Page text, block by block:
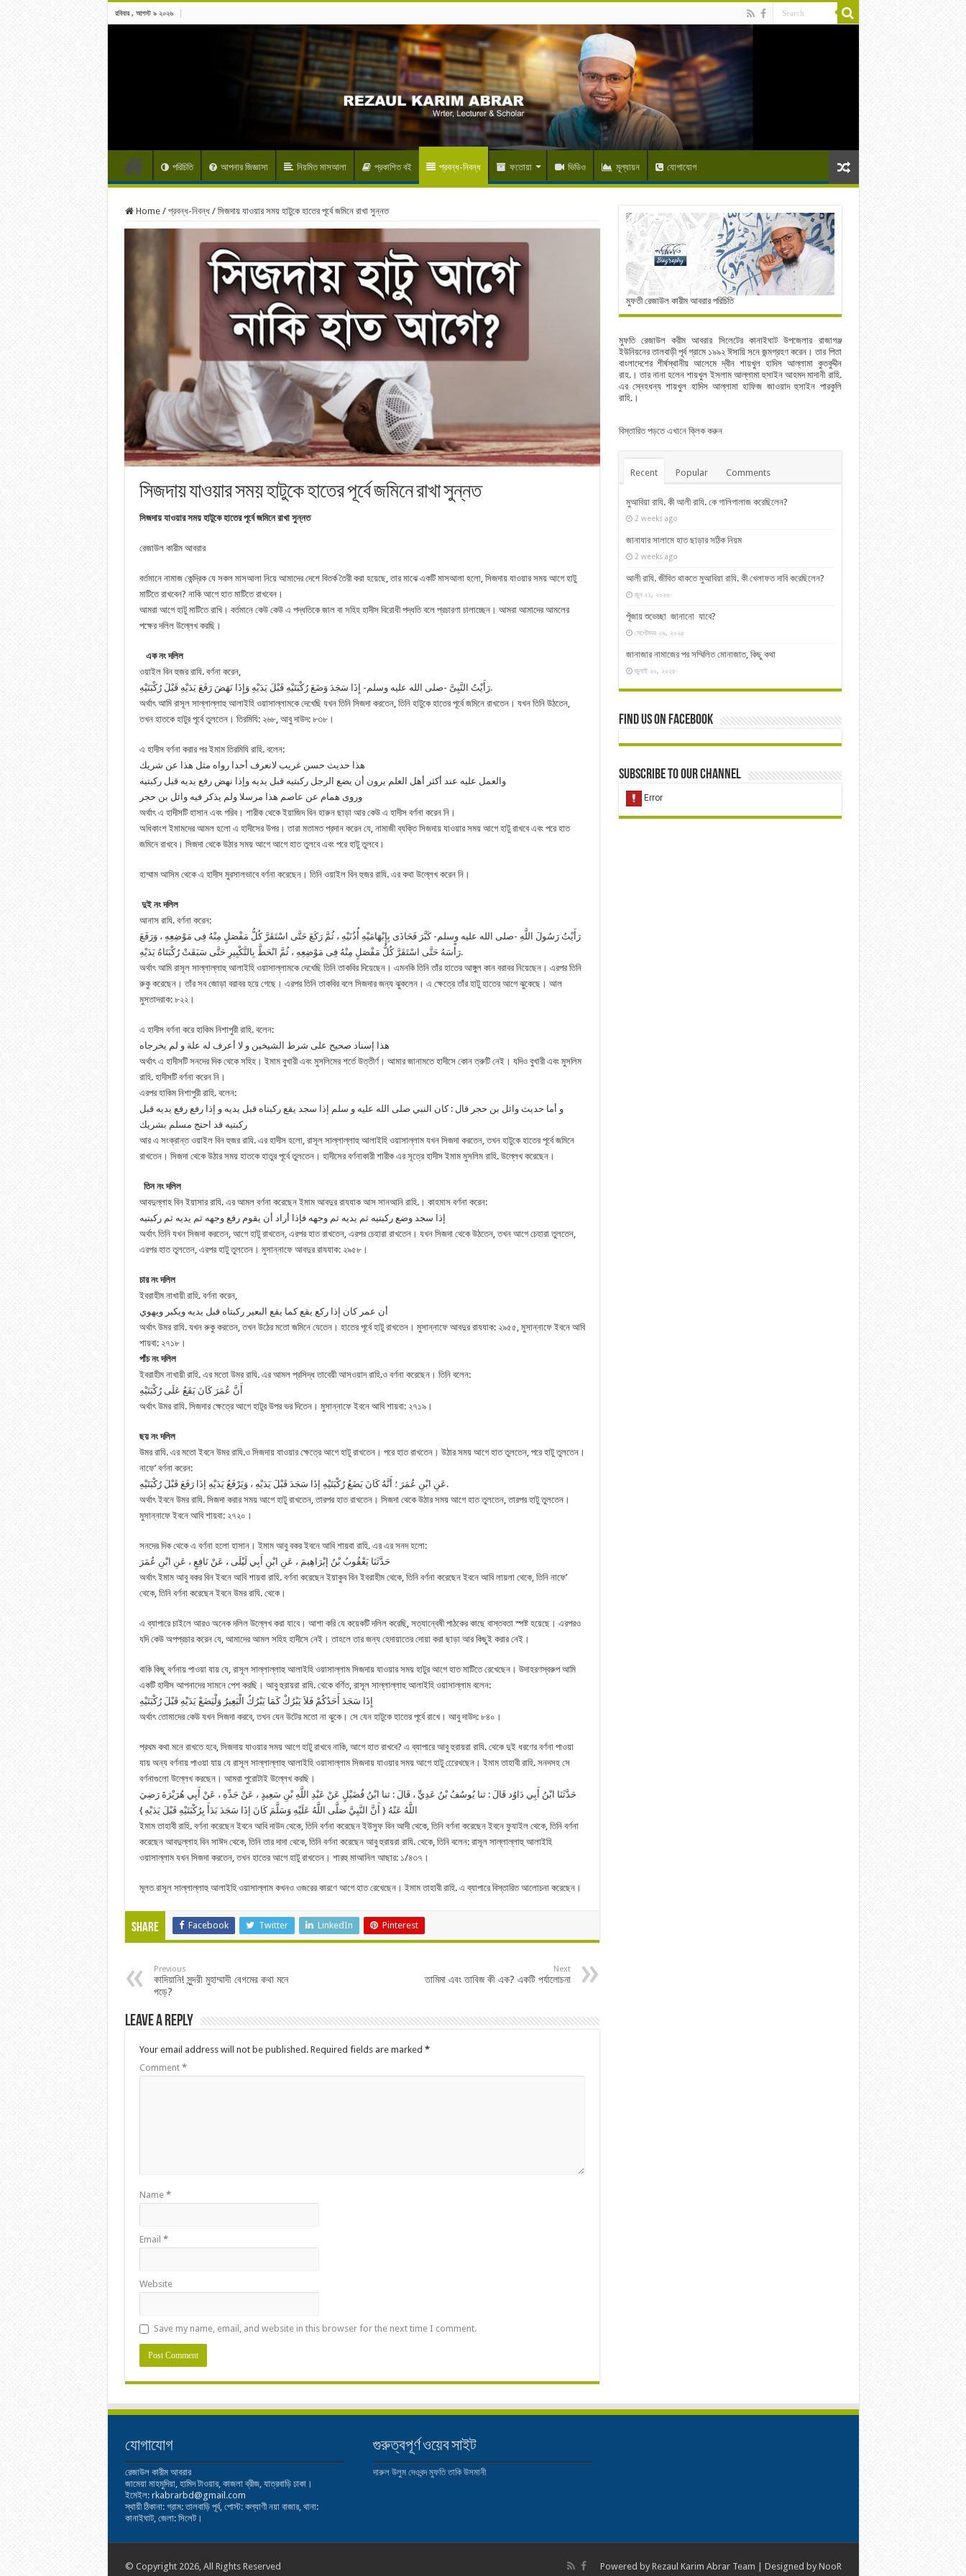
রবিবার , আগস্ট ৯ ২০২৬
পরিচিতি আপনার জিজ্ঞাসা নিয়মিত মাসআলা প্রকাশিত বই প্রবন্ধ-নিবন্ধ ফতোয়া ভিডিও মূল্যায়ন যোগাযোগ
Home / প্রবন্ধ-নিবন্ধ / সিজদায় যাওয়ার সময় হাটুকে হাতের পূর্বে জমিনে রাখা সুন্নত
সিজদায় যাওয়ার সময় হাটুকে হাতের পূর্বে জমিনে রাখা সুন্নত
সিজদায় যাওয়ার সময় হাটুকে হাতের পূর্বে জমিনে রাখা সুন্নত
রেজাউল কারীম আবরার
বর্তমানে নামাজ কেন্দ্রিক যে সকল মাসআলা নিয়ে আমাদের দেশে বিতর্ক তৈরী করা হয়েছে, তার মাঝে একটি মাসআলা হলো, সিজদায় যাওয়ার সময় আগে হাটু
মাটিতে রাখবেন? নাকি আগে হাত মাটিতে রাখবেন।
আমরা আগে হাটু মাটিতে রাখি। বর্তমানে কেউ কেউ এ পদ্ধতিকে জাল বা সহিহ হাদীস বিরোধী পদ্ধতি বলে প্রচারণা চালাচ্ছেন। আমরা আমাদের আমলের
পক্ষের দলিল উল্লেখ করছি।
এক নং দলিল
ওয়াইল বিন হুজর রাযি. বর্ণনা করেন,
رَأَيْتُ النَّبِىَّ -صلى الله عليه وسلم- إِذَا سَجَدَ وَضَعَ رُكْبَتَيْهِ قَبْلَ يَدَيْهِ وَإِذَا نَهَضَ رَفَعَ يَدَيْهِ قَبْلَ رُكْبَتَيْهِ.
অর্থাৎ আমি রাসূল সাল্লাল্লাহু আলাইহি ওয়াসাল্লামকে দেখেছি যখন তিনি সিজদা করতেন, তিনি হাটুকে হাতের পূর্বে জমিনে রাখতেন। যখন তিনি উঠতেন,
তখন হাতকে হাটুর পূর্বে তুলতেন। তিরমিযি: ২৬৮, আবু দাউদ: ৮৩৮।
এ হাদীস বর্ণনা করার পর ইমাম তিরমিযি রাহি. বলেন:
هذا حديث حسن غريب لانعرف أحدا رواه مثل هذا عن شريك
والعمل عليه عند أكثر أهل العلم يرون أن يضع الرجل ركبتيه قبل يديه وإذا نهض رفع يديه قبل ركبتيه
وروى همام عن عاصم هذا مرسلا ولم يذكر فيه وائل بن حجر
অর্থাৎ এ হাদীসটি হাসান এবং গরিব। শারীক থেকে ইয়াজিদ বিন হারুন ছাড়া আর কেউ এ হাদীস বর্ণনা করেন নি।
অধিকাংশ ইমামদের আমল হলো এ হাদীসের উপর। তারা মতামত প্রদান করেন যে, নামাজী ব্যক্তি সিজদায় যাওয়ার সময় আগে হাটু রাখবে এবং পরে হাত
জমিনে রাখবে। সিজদা থেকে উঠার সময় আগে আগে হাত তুলবে এবং পরে হাটু তুলবে।
হাম্মাম আসিম থেকে এ হাদীস মুরসালভাবে বর্ণনা করেছেন। তিনি ওয়াইল বিন হুজর রাযি. এর কথা উল্লেখ করেন নি।
দুই নং দলিল
আনাস রাযি. বর্ণনা করেন:
رَأَيْتُ رَسُولَ اللَّهِ -صلى الله عليه وسلم- كَبَّرَ فَحَاذَى بِإِبْهَامَيْهِ أُذُنَيْهِ ، ثُمَّ رَكَعَ حَتَّى اسْتَقَرَّ كُلُّ مَفْصَلٍ مِنْهُ فِى مَوْضِعِهِ ، وَرَفَعَ
رَأْسَهُ حَتَّى اسْتَقَرَّ كُلُّ مَفْصَلٍ مِنْهُ فِى مَوْضِعِهِ ، ثُمَّ انْحَطَّ بِالتَّكْبِيرِ حَتَّى سَبَقَتْ رُكْبَتَاهُ يَدَيْهِ.
অর্থাৎ আমি রাসূল সাল্লাল্লাহু আলাইহি ওয়াসাল্লামকে দেখেছি তিনি তাকবির দিয়েছেন। এমনকি তিনি তাঁর হাতের আঙ্গুল কান বরাবর নিয়েছেন। এরপর তিনি
রুকু করেছেন। তাঁর সব জোড়া বরাবর হয়ে গেছে। এরপর তিনি তাকবির বলে সিজদার জন্য ঝুকলেন। এ ক্ষেত্রে তাঁর হাটু হাতের আগে ঝুকেছে। আল
মুসতাদরাক: ৮২২।
এ হাদীস বর্ণনা করে হাকিম নিশাপুরী রাহি. বলেন:
هذا إسناد صحيح على شرط الشيخين و لا أعرف له علة و لم يخرجاه
অর্থাৎ এ হাদীসটি সনদের দিক থেকে সহিহ। ইমাম বুখারী এবং মুসলিমের শর্তে উত্তীর্ণ। আমার জানামতে হাদীসে কোন ত্রুটি নেই। যদিও বুখারী এবং মুসলিম
রাহি. হাদীসটি বর্ণনা করেন নি।
এরপর হাকিম নিশাপুরী রাহি. বলেন:
و أما حديث وائل بن حجر قال : كان النبي صلى الله عليه و سلم إذا سجد يقع ركبتاه قبل يديه و إذا رفع رفع يديه قبل
ركبتيه قد احتج مسلم بشريك
আর এ সংক্রান্ত ওয়াইল বিন হুজর রাযি. এর হাদীস হলো, রাসূল সাল্লাল্লাহু আলাইহি ওয়াসাল্লাম যখন সিজদা করতেন, তখন হাটুকে হাতের পূর্বে জমিনে
রাখতেন। সিজদা থেকে উঠার সময় হাতকে হাতুর পূর্বে তুলতেন। হাদীসের বর্ণনাকারী শারীক এর সূত্রে হাদীস ইমাম মুসলিম রাহি. উল্লেখ করেছেন।
তিন নং দলিল
আবদুল্লাহ বিন ইয়াসার রাযি. এর আমল বর্ণনা করেছেন ইমাম আবদুর রাযযাক আস সানআনি রাহি.। কাহমাস বর্ণনা করেন:
إذا سجد وضع ركبتيه ثم يديه ثم وجهه فإذا أراد أن يقوم رفع وجهه ثم يديه ثم ركبتيه
অর্থাৎ তিনি যখন সিজদা করতেন, আগে হাটু রাখতেন, এরপর হাত রাখতেন, এরপর চেহারা রাখতেন। যখন সিজদা থেকে উঠতেন, তখন আগে চেহারা তুলতেন,
এরপর হাত তুলতেন, এরপর হাটু তুলতেন। মুসান্নাফে আবদুর রাযযাক: ২৯৫৮।
চার নং দলিল
ইবরাহীম নাখায়ী রাহি. বর্ণনা করেন,
أن عمر كان إذا ركع يقع كما يقع البعير ركبتاه قبل يديه ويكبر ويهوي
অর্থাৎ উমর রাযি. যখন রুকু করতেন, তখন উঠের মতো জমিনে যেতেন। হাতের পূর্বে হাটু রাখতেন। মুসান্নাফে আবদুর রাযযাক: ২৯৫৫, মুসান্নাফে ইবনে আবি
শায়বা: ২৭১৮।
পাঁচ নং দলিল
ইবরাহীম নাখায়ী রাহি. এর মতো উমর রাযি. এর আমল প্রসিদ্ধ তাবেয়ী আসওয়াদ রাহি.ও বর্ণনা করেছেন। তিনি বলেন:
أَنَّ عُمَرَ كَانَ يَقَعُ عَلَى رُكْبَتَيْهِ
অর্থাৎ উমর রাযি. সিজদার ক্ষেত্রে আগে হাটুর উপর ভর দিতেন। মুসান্নাফে ইবনে আবি শায়বা: ২৭১৯।
ছয় নং দলিল
উমর রাযি. এর মতো ইবনে উমর রাযি.ও সিজদায় যাওয়ার ক্ষেত্রে আগে হাটু রাখতেন। পরে হাত রাখতেন। উঠার সময় আগে হাত তুলতেন, পরে হাটু তুলতেন।
নাফে’ বর্ণনা করেন:
عَنِ ابْنِ عُمَرَ ؛ أَنَّهُ كَانَ يَضَعُ رُكْبَتَيْهِ إذَا سَجَدَ قَبْلَ يَدَيْهِ ، وَيَرْفَعُ يَدَيْهِ إذَا رَفَعَ قَبْلَ رُكْبَتَيْهِ.
অর্থাৎ ইবনে উমর রাযি. সিজদা করার সময় আগে হাটু রাখতেন, তারপর হাত রাখতেন। সিজদা থেকে উঠার সময় আগে হাত তুলতেন, তারপর হাটু তুলতেন।
মুসান্নাফে ইবনে আবি শায়বা: ২৭২০।
সনদের দিক থেকে এ বর্ণনা হলো হাসান। ইমাম আবু বকর ইবনে আবি শায়বা রাহি. এর এর সনদ হলো:
حَدَّثَنَا يَعْقُوبُ بْنُ إبْرَاهِيمَ ، عَنِ ابْنِ أَبِي لَيْلَى ، عَنْ نَافِعٍ ، عَنِ ابْنِ عُمَرَ
অর্থাৎ ইমাম আবু বকর বিন ইবনে আবি শায়বা রাহি. বর্ণনা করেছেন ইয়াকুব বিন ইবরাহীম থেকে, তিনি বর্ণনা করেছেন ইবনে আবি লায়লা থেকে, তিনি নাফে’
থেকে, তিনি বর্ণনা করেছেন ইবনে উমর রাযি. থেকে।
এ ব্যাপারে চাইলে আরও অনেক দলিল উল্লেখ করা যাবে। আশা করি যে কয়েকটি দলিল করেছি, সত্যান্বেষী পাঠকের কাছে বাস্তবতা স্পষ্ট হয়েছে। এরপরও
যদি কেউ অপপ্রচার করেন যে, আমাদের আমল সহিহ হাদীসে নেই। তাহলে তার জন্য হেদায়াতের দোয়া করা ছাড়া আর কিছুই করার নেই।
বাকি কিছু বর্ণনায় পাওয়া যায় যে, রাসূল সাল্লাল্লাহু আলাইহি ওয়াসাল্লাম সিজদায় যাওয়ার সময় হাটুর আগে হাত মাটিতে রেখেছেন। উদাহরণস্বরুপ আমি
একটি হাদীস আপনাদের সামনে পেশ করছি। আবু হুরায়রা রাযি. থেকে বর্ণিত, রাসূল সাল্লাল্লাহু আলাইহি ওয়াসাল্লাম বলেন:
إِذَا سَجَدَ أَحَدُكُمْ فَلاَ يَبْرُكْ كَمَا يَبْرُكُ الْبَعِيرُ وَلْيَضَعْ يَدَيْهِ قَبْلَ رُكْبَتَيْهِ
অর্থাৎ তোমাদের কেউ যখন সিজদা করবে, তখন যেন উটের মতো না ঝুকে। সে যেন হাটুকে হাতের পূর্বে রাখে। আবু দাউদ: ৮৪০।
প্রথম কথা মনে রাখতে হবে, সিজদায় যাওয়ার সময় আগে হাটু রাখবে নাকি, আগে হাত রাখবে? এ ব্যাপারে আবু হুরায়রা রাযি. থেকে দুই ধরণের বর্ণনা পাওয়া
যায় অন্য বর্ণনায় পাওয়া যায় যে রাসূল সাল্লাল্লাহু আলাইহি ওয়াসাল্লাম সিজদায় যাওয়ার সময় আগে হাটু রেেেখছেন। ইমাম তাহাবী রাহি. সনদসহ সে
বর্ণনাগুলো উল্লেখ করছেন। আমরা পুরোটাই উল্লেখ করছি।
حَدَّثَنَا ابْنُ أَبِي دَاوُد قَالَ : ثنا يُوسُفُ بْنُ عَدِيٍّ ، قَالَ : ثنا ابْنُ فُضَيْلٍ عَنْ عَبْدِ اللَّهِ بْنِ سَعِيدٍ ، عَنْ جَدِّهِ ، عَنْ أَبِي هُرَيْرَةَ رَضِيَ
اللَّهُ عَنْهُ { أَنَّ النَّبِيَّ صَلَّى اللَّهُ عَلَيْهِ وَسَلَّمَ كَانَ إذَا سَجَدَ بَدَأَ بِرُكْبَتَيْهِ قَبْلَ يَدَيْهِ }
ইমাম তাহাবী রাহি. বর্ণনা করেছেন ইবনে আবি দাউদ থেকে, তিনি বর্ণনা করেছেন ইউসুফ বিন আদী থেকে, তিনি বর্ণনা করেছেন ইবনে ফুযাইল থেকে, তিনি বর্ণনা
করেছেন আবদুল্লাহ বিন সাঈদ থেকে, তিনি তার দাদা থেকে, তিনি বর্ণনা করেছেন আবু হুরায়রা রাযি. থেকে, তিনি বলেন: রাসূল সাল্লাল্লাহু আলাইহি
ওয়াসাল্লাম যখন সিজদা করতেন, তখন হাতের আগে হাটু রাখতেন। শারহু মাআনিল আছার: ১/৪৩৭।
মূলত রাসূল সাল্লাল্লাহু আলাইহি ওয়াসাল্লাম কখনও ওজরের কারণে আগে হাত রেখেছেন। ইমাম তাহাবী রাহি. এ ব্যাপারে বিস্তারিত আলোচনা করেছেন।
Share Facebook Twitter LinkedIn Pinterest
Previous
কাদিয়ানি! সুন্দরী মুহাম্মাদী বেগমের কথা মনে
পড়ে?
Next
তামিমা এবং তাবিজ কী এক? একটি পর্যালোচনা
Leave a Reply
Your email address will not be published. Required fields are marked *
Comment *
Name *
Email *
Website
Save my name, email, and website in this browser for the next time I comment.
মুফতী রেজাউল কারীম আবরার পরিচিতি
মুফতি রেজাউল করীম আবরার সিলেটের কানাইঘাট উপজেলার রাজাগঞ্জ
ইউনিয়নের তালবাড়ী পূর্ব গ্রামে ১৯৯২ ঈসায়ি সনে জন্মগ্রহণ করেন। তার পিতা
বাংলাদেশের শীর্ষস্থানীয় আলেমে দ্বীন শায়খুল হাদিস আল্লামা কুতবুদ্দীন
রাহ.। তার নানা হলেন শায়খুল ইসলাম আল্লামা হুসাইন আহমদ মাদানী রাহি.
এর স্নেহধন্য শায়খুল হাদিস আল্লামা হাফিজ জাওয়াদ হুসাইন পারকুলি
রাহি.।
বিস্তারিত পড়তে এখানে ক্লিক করুন
Recent Popular Comments
মুআবিয়া রাযি. কী আলী রাযি. কে গালিগালাজ করেছিলেন?
2 weeks ago
জানাযার সালামে হাত ছাড়ার সঠিক নিয়ম
2 weeks ago
আলী রাযি. জীবিত থাকতে মুআবিয়া রাযি. কী খেলাফত দাবি করেছিলেন?
জুন ২২, ২০২৬
পূঁজায় শুভেচ্ছা জানানো যাবে?
সেপ্টেম্বর ২৯, ২০২৫
জানাজার নামাজের পর সম্মিলিত মোনাজাত, কিছু কথা
জুলাই ২০, ২০২৫
Find us on Facebook
Subscribe to our Channel
যোগাযোগ
রেজাউল কারীম আবরার
জামেয়া মাহমুদিয়া, হামিদ টাওয়ার, কাজলা ব্রীজ, যাত্রবাড়ি ঢাকা।
ইমেইল: rkabrarbd@gmail.com
স্থায়ী ঠিকানা: গ্রাম: তালবাড়ি পূর্ব, পোস্ট: কল্যাণী নয়া বাজার, থানা:
কানাইঘাট, জেলা: সিলেট।
গুরুত্বপূর্ণ ওয়েব সাইট
দারুল উলুম দেওবন্দ মুফতি তাকি উসমানী
Powered by Rezaul Karim Abrar Team | Designed by NooR
© Copyright 2026, All Rights Reserved